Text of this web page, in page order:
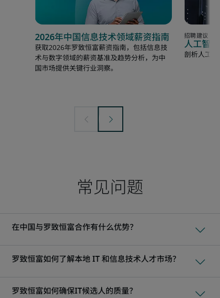
2026年中国信息技术领域薪资指南
获取2026年罗致恒富薪资指南，包括信息技
术与数字领域的薪资基准及趋势分析，为中
国市场提供关键行业洞察。
人工智
剖析人工
常见问题